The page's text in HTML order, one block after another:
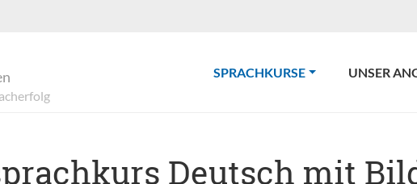
SPRACHKURSE(CURRENT)
UNSER
Deutsch mit